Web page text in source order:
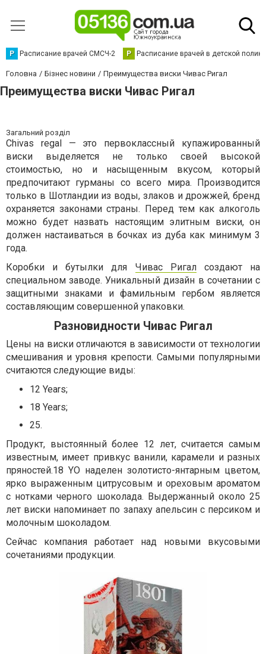
Р Расписание врачей СМСЧ-2 Р Расписание врачей в детской
Головна Бізнес новини Преимущества виски Чивас Ригал
Преимущества виски Чивас Ригал
Загальний розділ
Chivas regal — это первоклассный купажированный
виски выделяется не только своей высокой
стоимостью, но и насыщенным вкусом, который
предпочитают гурманы со всего мира. Производится
только в Шотландии из воды, злаков и дрожжей, бренд
охраняется законами страны. Перед тем как алкоголь
можно будет назвать настоящим элитным виски, он
должен настаиваться в бочках из дуба как минимум 3
года.
Коробки и бутылки для Чивас Ригалсоздают на
специальном заводе. Уникальный дизайн в сочетании с
защитными знаками и фамильным гербом является
составляющим совершенной упаковки.
Разновидности Чивас Ригал
Цены на виски отличаются в зависимости от технологии
смешивания и уровня крепости. Самыми популярными
считаются следующие виды:
12 Years;
18 Years;
25.
Продукт, выстоянный более 12 лет, считается самым
известным, имеет привкус ванили, карамели и разных
пряностей.18 YO наделен золотисто-янтарным цветом,
ярко выраженным цитрусовым и ореховым ароматом
с нотками черного шоколада. Выдержанный около 25
лет виски напоминает по запаху апельсин с персиком и
молочным шоколадом.
Сейчас компания работает над новыми вкусовыми
сочетаниями продукции.